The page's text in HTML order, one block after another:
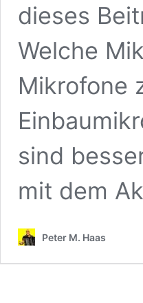
dieses
Welche
Mikrofone
sind
mit dem
Peter M. Haas